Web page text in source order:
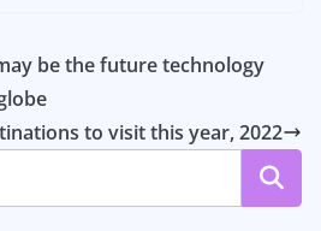
be the future technology
to visit this year, 2022